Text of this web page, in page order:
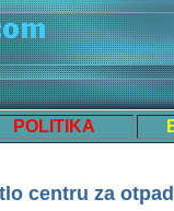
POLITIKA
centru za